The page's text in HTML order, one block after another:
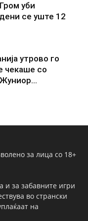
уби
се уште 12
утрово го
чекаше со
за лица со 18+
и за забавните игри
во странски
на